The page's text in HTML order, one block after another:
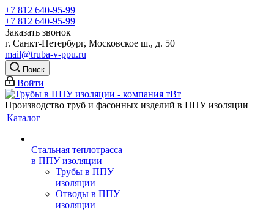
+7 812 640-95-99
+7 812 640-95-99
Заказать звонок
г. Санкт-Петербург, Московское ш., д. 50
mail@truba-v-ppu.ru
Поиск
Войти
Производство труб и фасонных изделий в ППУ изоляции
Каталог
Стальная теплотрасса
в ППУ изоляции
Трубы в ППУ
изоляции
Отводы в ППУ
изоляции